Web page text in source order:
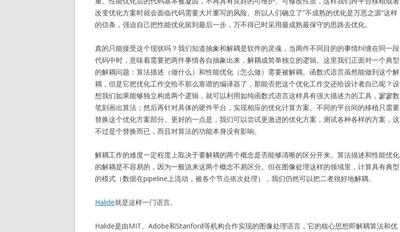
改变优化方案时就会面临代码需要大片重写的风险。所以人们确立了”不成熟的优化是万恶之源“这样
的信条，强迫自己把性能优化留到最后一步，万不得已时采用最成熟最保守的思路去优化。
真的只能接受这个现状吗？我们知道抽象和解耦是软件的灵魂，当两件不同目的的事情纠缠在同一段
代码中时，意味着需要把两件事情各自抽象出来，解耦成简单独立的逻辑。这里我们正面对一个典型
的解耦问题：算法描述（做什么）和性能优化（怎么做）需要被解耦。函数式语言虽然能做到这个解
耦，但是它把优化工作交给不那么靠谱的编译器了，那能否把这个优化工作交还给设计者自己呢？设
想我们如果能够独立构造两个逻辑，就可以利用如纯函数式语言这样具有强大描述力的工具，寥寥数
笔刻画出算法；然后再针对具体的硬件平台，实现相应的优化计算方案。不同的平台间的移植只需要
替换这个优化方案部分。更好的一点是，我们可以尝试更激进的优化方案，测试各种各样的方案，这
不过是个替换而已，而且对算法的功能本身没有影响。
解耦工作的难度一定程度上取决于要解耦的两个概念是否能够清晰的区分开来。算法描述和性能优化
的解耦是不容易的，因为一般说来这两个概念不易区分。但在图像处理这样的领域里，计算具有典型
的模式（数据在pipeline上流动，被各个节点依次处理），我们仍然可以把二者很好地解耦。
Halide就是这样一门语言。
Halide是由MIT、Adobe和Stanford等机构合作实现的图像处理语言，它的核心思想即解耦算法和优